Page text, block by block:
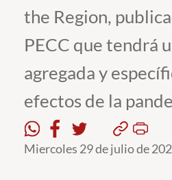
Académicos
Funcionarios
Alumni
the Region,
PECC que tendrá
agregada y
efectos de la
Miercoles 29 de julio de